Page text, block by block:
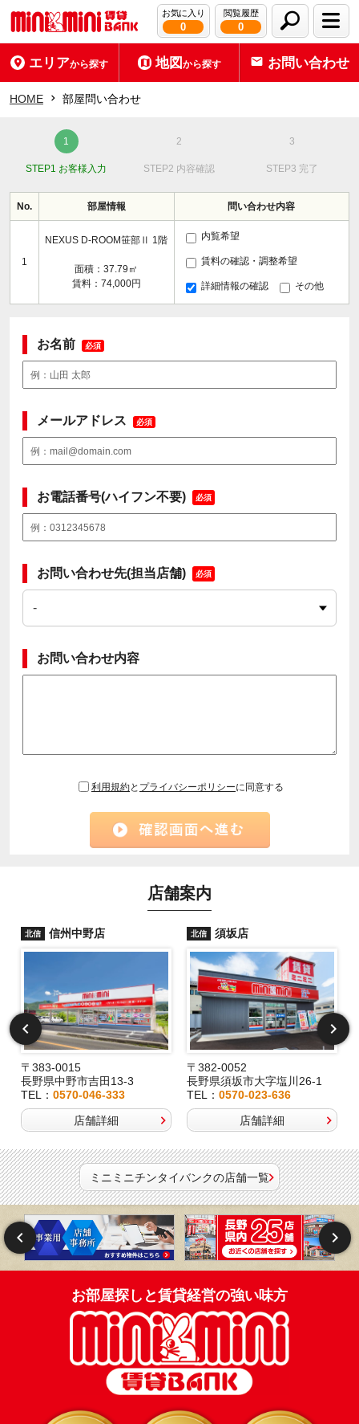
お気に入り
0
閲覧履歴
0
エリアから探す 地図から探す お問い合わせ
HOME 部屋問い合わせ
STEP1 お客様入力 STEP2 内容確認 STEP3 完了
No. 部屋情報 問い合わせ内容
1
NEXUS D-ROOM笹部Ⅱ 1階
面積：37.79㎡
賃料：74,000円
内覧希望
賃料の確認・調整希望
詳細情報の確認 その他
お名前 必須
メールアドレス 必須
お電話番号(ハイフン不要) 必須
お問い合わせ先(担当店舗) 必須
お問い合わせ内容
利用規約と プライバシーポリシーに同意する
店舗案内
北信 信州中野店
〒383-0015
長野県中野市吉田13-3
TEL： 0570-046-333
店舗詳細
北信 須坂店
〒382-0052
長野県須坂市大字塩川26-1
TEL：0570-023-636
店舗詳細
ミニミニチンタイバンクの店舗一覧
お部屋探しと賃貸経営の強い味方